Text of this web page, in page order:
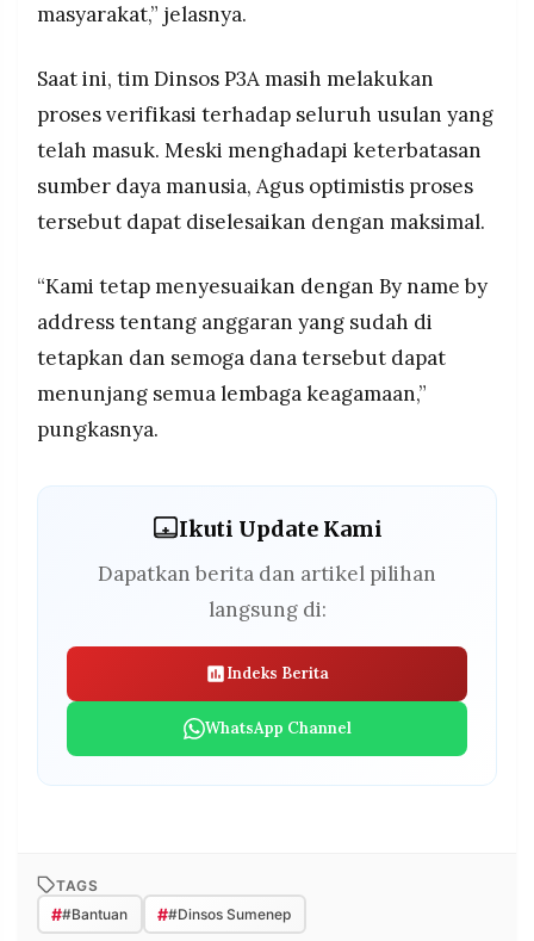
masyarakat,” jelasnya.
Saat ini, tim Dinsos P3A masih melakukan
proses verifikasi terhadap seluruh usulan yang
telah masuk. Meski menghadapi keterbatasan
sumber daya manusia, Agus optimistis proses
tersebut dapat diselesaikan dengan maksimal.
“Kami tetap menyesuaikan dengan By name by
address tentang anggaran yang sudah di
tetapkan dan semoga dana tersebut dapat
menunjang semua lembaga keagamaan,”
pungkasnya.
Ikuti Update Kami
Dapatkan berita dan artikel pilihan
langsung di:
Indeks Berita
WhatsApp Channel
TAGS
##Bantuan ##Dinsos Sumenep